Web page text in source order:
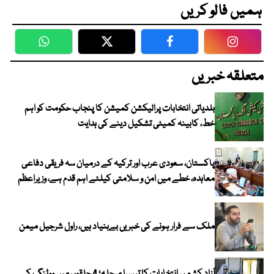
ہمیں فالو کریں
WhatsApp Twitter Facebook
متعلقہ خبریں
بلدیاتی انتخابات پرالیکشن کمیشن کا پنجاب حکومت کو اہم
خط، کابینہ کمیٹی تشکیل دینے کی ہدایت
پاکستان، سعودی عرب اور ترکیہ کے درمیان سہ فریقی دفاعی
معاہدہ، خطے میں امن و سلامتی کیلئے اہم قدم ہے، وزیراعظم
ملک سے فرار ہونے کی خبریں بےبنیاد ہیں، راول شرجیل میمن